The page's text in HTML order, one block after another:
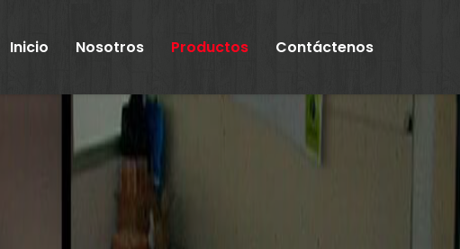
Inicio Nosotros Productos Contáctenos